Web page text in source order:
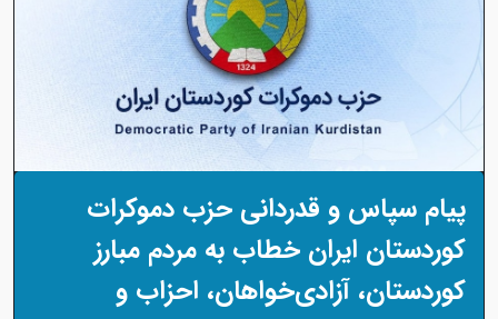
پیام سپاس و قدردانی حزب دموکرات
کوردستان ایران خطاب به مردم مبارز
کوردستان، آزادی‌خواهان، احزاب و